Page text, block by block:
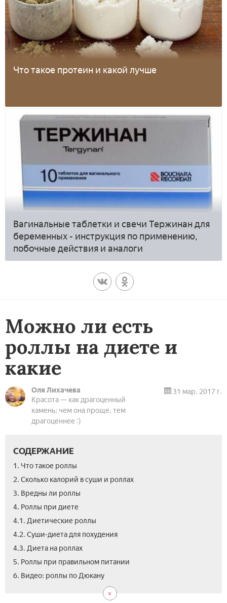
Что такое протеин и какой лучше
Вагинальные таблетки и свечи Тержинан для
беременных - инструкция по применению,
побочные действия и аналоги
Можно ли есть
роллы на диете и
какие
Оля Лихачева
Красота — как драгоценный
камень: чем она проще, тем
драгоценнее :)
31 мар. 2017 г.
СОДЕРЖАНИЕ
1. Что такое роллы
2. Сколько калорий в суши и роллах
3. Вредны ли роллы
4. Роллы при диете
4.1. Диетические роллы
4.2. Суши-диета для похудения
4.3. Диета на роллах
5. Роллы при правильном питании
6. Видео: роллы по Дюкану